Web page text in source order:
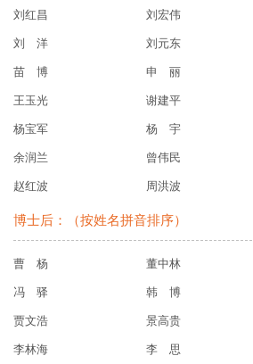
刘红昌 刘宏伟
刘 洋 刘元东
苗 博 申 丽
王玉光 谢建平
杨宝军 杨 宇
余润兰 曾伟民
赵红波 周洪波
博士后：（按姓名拼音排序）
曹 杨 董中林
冯 驿 韩 博
贾文浩 景高贵
李林海 李 思